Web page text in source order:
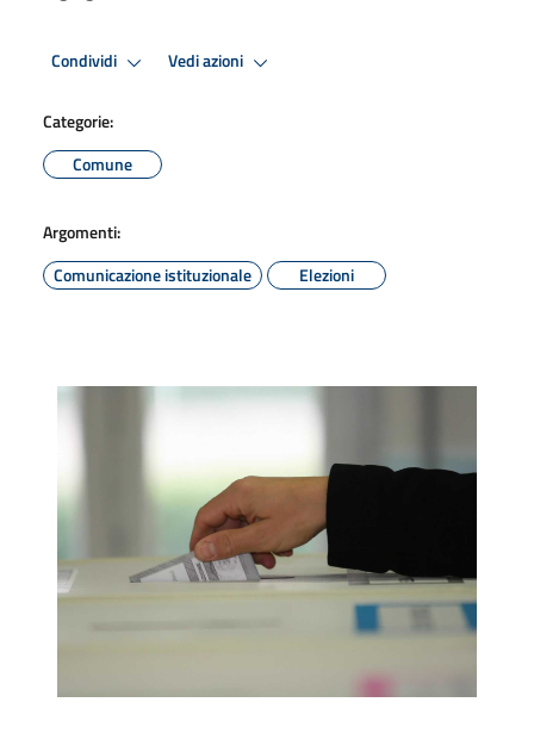
Condividi Vedi azioni
Categorie:
Comune
Argomenti:
Comunicazione istituzionale
Elezioni